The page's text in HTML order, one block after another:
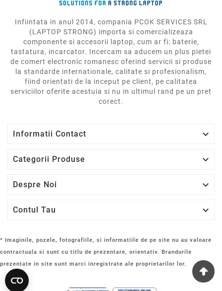
Infiintata in anul 2014, compania PCOK SERVICES SRL
(LAPTOP STRONG) importa si comercializeaza
componente si accesorii laptop, cum ar fi: baterie,
tastatura, incarcator. Incercam sa aducem un plus pietei
de comert electronic romanesc oferind servicii si produse
la standarde internationale, calitate si profesionalism,
fiind orientati de la inceput pe client, pe calitatea
serviciilor oferite acestuia si nu in ultimul rand pe un pret
corect.
Informatii Contact 
Categorii Produse 
Despre Noi 
Contul Tau 
* Imaginile, pozele, fotografiile, si informatiile de pe site nu au valoare
contractuala si sunt cu titlu de prezentare, orientativ. Brandurile
prezentate in site sunt marci inregistrate ale proprietarilor lor.